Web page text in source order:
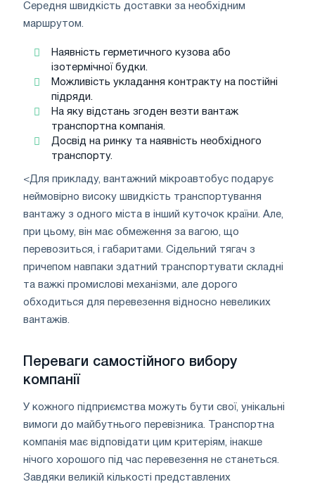
Середня швидкість доставки за необхідним
маршрутом.
Наявність герметичного кузова або
ізотермічної будки.
Можливість укладання контракту на постійні
підряди.
На яку відстань згоден везти вантаж
транспортна компанія.
Досвід на ринку та наявність необхідного
транспорту.
<Для прикладу, вантажний мікроавтобус подарує
неймовірно високу швидкість транспортування
вантажу з одного міста в інший куточок країни. Але,
при цьому, він має обмеження за вагою, що
перевозиться, і габаритами. Сідельний тягач з
причепом навпаки здатний транспортувати складні
та важкі промислові механізми, але дорого
обходиться для перевезення відносно невеликих
вантажів.
Переваги самостійного вибору
компанії
У кожного підприємства можуть бути свої, унікальні
вимоги до майбутнього перевізника. Транспортна
компанія має відповідати цим критеріям, інакше
нічого хорошого під час перевезення не станеться.
Завдяки великій кількості представлених